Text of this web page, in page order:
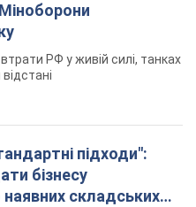
РФ у живій силі, танках
підходи":
бізнесу
складських